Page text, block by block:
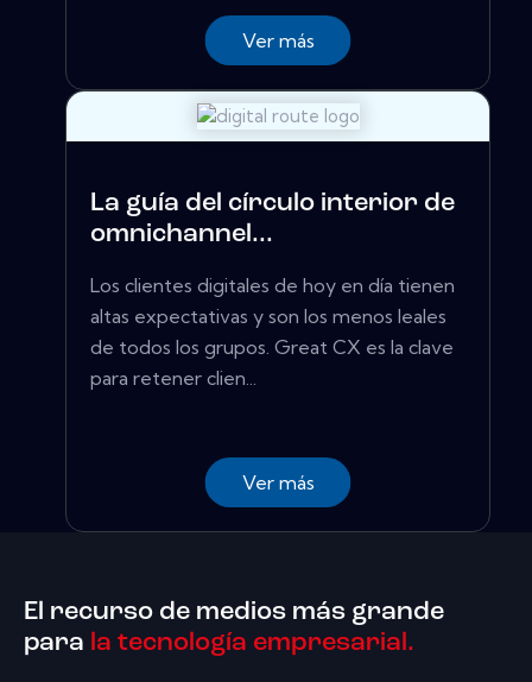
Ver más
La guía del círculo interior de
omnichannel...
Los clientes digitales de hoy en día tienen
altas expectativas y son los menos leales
de todos los grupos. Great CX es la clave
para retener clien...
Ver más
El recurso de medios más grande
para la tecnología empresarial.